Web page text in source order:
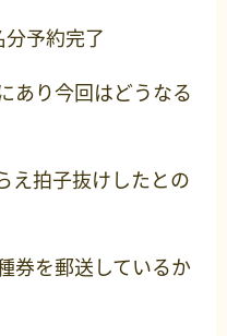
予約完了
あり今回はどうなる
え拍子抜けしたとの
券を郵送しているか